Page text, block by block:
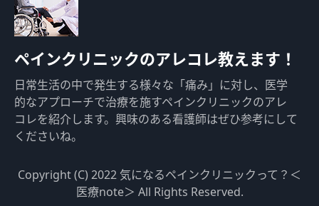
ペインクリニックのアレコレ教えます！
日常生活の中で発生する様々な「痛み」に対し、医学
的なアプローチで治療を施すペインクリニックのアレ
コレを紹介します。興味のある看護師はぜひ参考にして
くださいね。
Copyright (C) 2022 気になるペインクリニックって？＜
医療note＞ All Rights Reserved.